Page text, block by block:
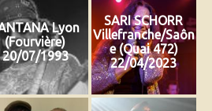
Lyon
(Fourvière)
20/07/1993
SARI SCHORR
Villefranche/Saôn
e (Quai 472)
22/04/2023